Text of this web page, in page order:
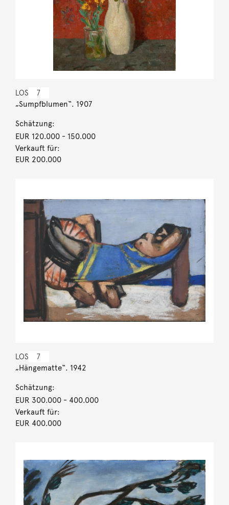
LOS 7
„Sumpfblumen“. 1907
Schätzung:
EUR 120.000- 150.000
Verkauft für:
EUR 200.000
LOS 7
„Hängematte“. 1942
Schätzung:
EUR 300.000- 400.000
Verkauft für:
EUR 400.000